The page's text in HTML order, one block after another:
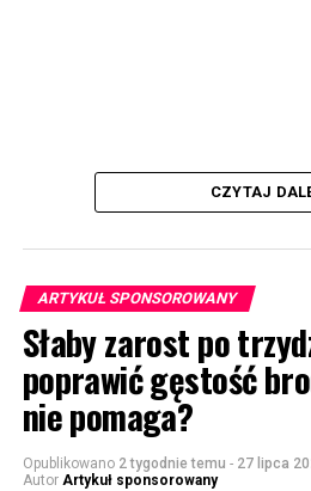
CZYTAJ
ARTYKUŁ SPONSOROWANY
Słaby zarost po
poprawić gęstość
nie pomaga?
Opublikowano 2 tygodnie temu - 27 lipca
Autor Artykuł sponsorowany